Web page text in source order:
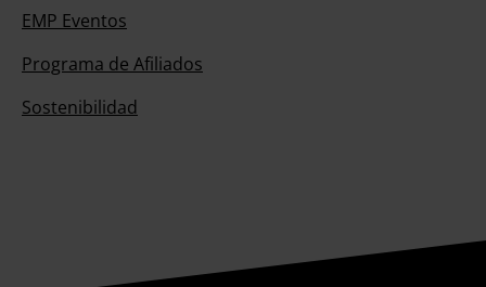
EMP Eventos
Programa de Afiliados
Sostenibilidad